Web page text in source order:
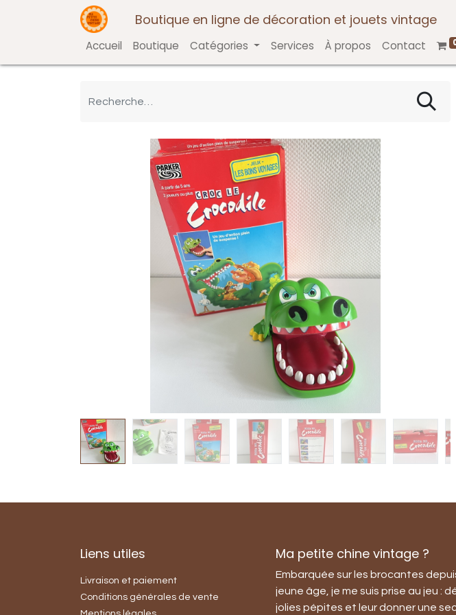
Boutique en ligne de décoration et jouets vintage
Accueil
Boutique Catégories Services À propos Contact
Liens utiles
Livraison et paiement
Conditions générales de vente
Ma petite chine vintage ?
Embarquée sur les brocantes
jeune âge, je me suis prise au jeu :
jolies pépites et leur donner une